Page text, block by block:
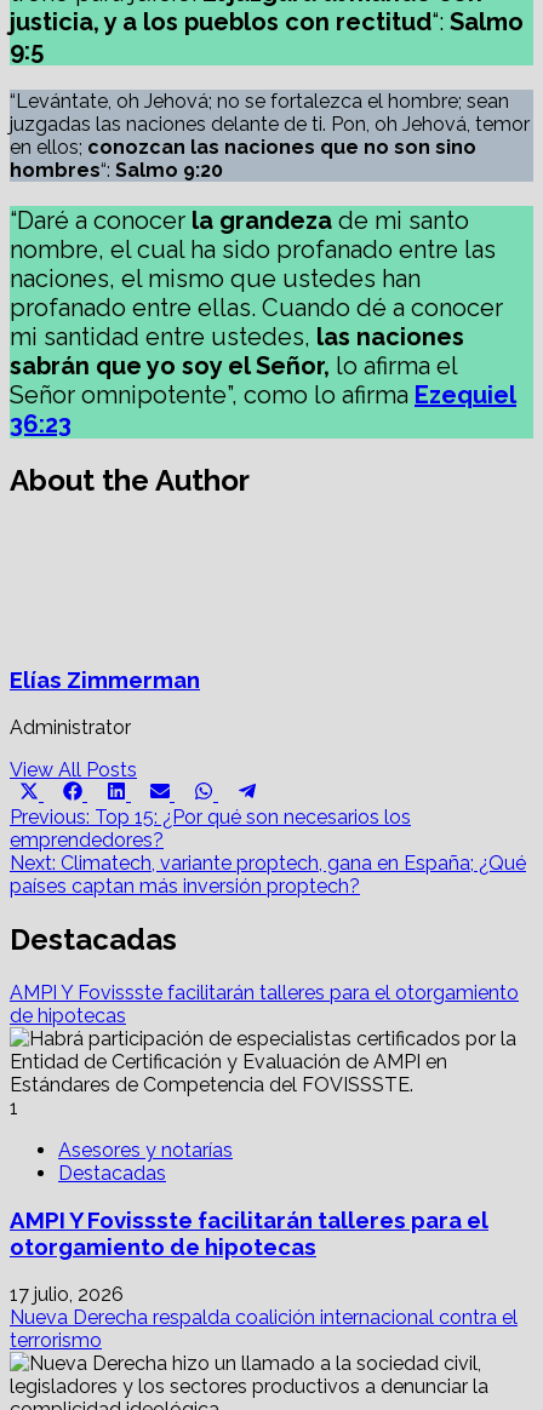
justicia, y a los pueblos con rectitud“: Salmo
9:5
“Levántate, oh Jehová; no se fortalezca el hombre; sean
juzgadas las naciones delante de ti. Pon, oh Jehová, temor
en ellos; conozcan las naciones que no son sino
hombres“: Salmo 9:20
“Daré a conocer la grandeza de mi santo
nombre, el cual ha sido profanado entre las
naciones, el mismo que ustedes han
profanado entre ellas. Cuando dé a conocer
mi santidad entre ustedes, las naciones
sabrán que yo soy el Señor, lo afirma el
Señor omnipotente”, como lo afirma Ezequiel
36:23
About the Author
Elías Zimmerman
Administrator
View All Posts
Share
on
(Twitter)
Share
on
Facebook
Share
on
LinkedIn
Share
on
Email
Share
on
WhatsApp
on
Post
navigation
Previous: Top 15: ¿Por qué son necesarios los
emprendedores?
Next: Climatech, variante proptech, gana en España; ¿Qué
países captan más inversión proptech?
Destacadas
AMPI Y Fovissste facilitarán talleres para el otorgamiento
de hipotecas
1
Asesores y notarías
Destacadas
AMPI Y Fovissste facilitarán talleres para el
otorgamiento de hipotecas
17 julio, 2026
Nueva Derecha respalda coalición internacional contra el
terrorismo